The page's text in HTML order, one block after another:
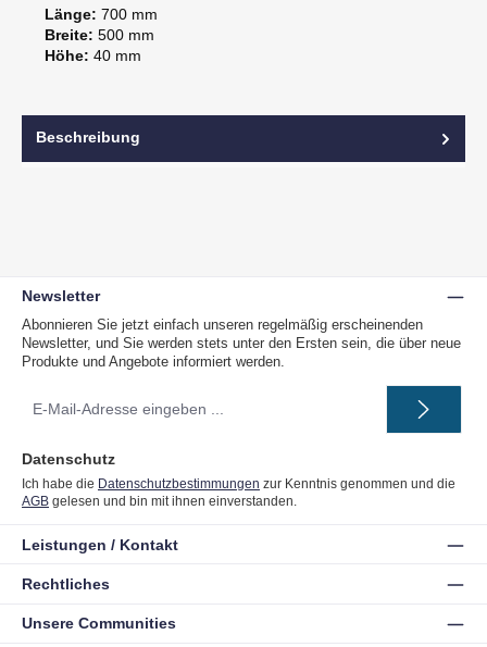
Länge: 700 mm
Breite: 500 mm
Höhe: 40 mm
Beschreibung
Newsletter
Abonnieren Sie jetzt einfach unseren regelmäßig erscheinenden
Newsletter, und Sie werden stets unter den Ersten sein, die über neue
Produkte und Angebote informiert werden.
Mail-
Datenschutz
Ich habe die Datenschutzbestimmungen zur Kenntnis genommen und die
AGB gelesen und bin mit ihnen einverstanden.
Unsere Communities
Leistungen / Kontakt
Rechtliches